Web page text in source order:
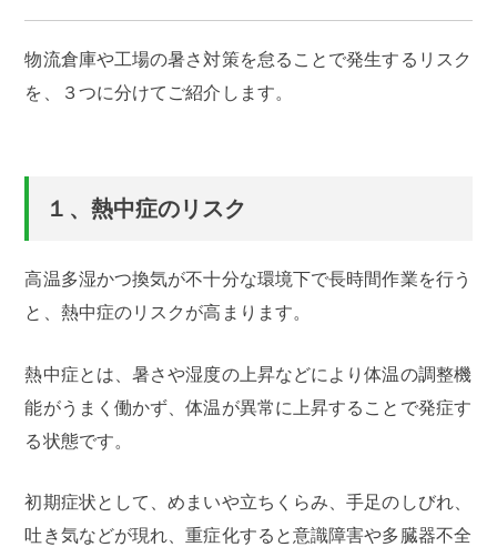
物流倉庫や工場の暑さ対策を怠ることで発生するリスク
を、３つに分けてご紹介します。
１、熱中症のリスク
高温多湿かつ換気が不十分な環境下で長時間作業を行う
と、熱中症のリスクが高まります。
熱中症とは、暑さや湿度の上昇などにより体温の調整機
能がうまく働かず、体温が異常に上昇することで発症す
る状態です。
初期症状として、めまいや立ちくらみ、手足のしびれ、
吐き気などが現れ、重症化すると意識障害や多臓器不全